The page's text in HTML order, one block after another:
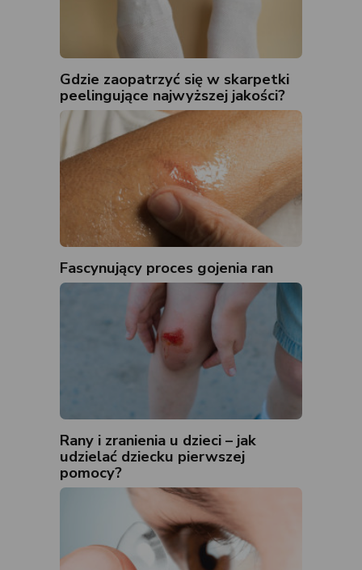
Gdzie zaopatrzyć się w skarpetki
peelingujące najwyższej jakości?
Fascynujący proces gojenia ran
Rany i zranienia u dzieci – jak
udzielać dziecku pierwszej
pomocy?